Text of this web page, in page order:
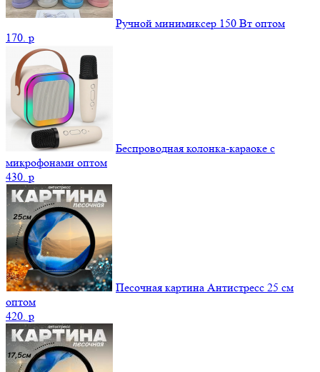
Ручной минимиксер 150 Вт оптом
170. p
Беспроводная колонка-караоке с
микрофонами оптом
430. p
Песочная картина Антистресс 25 см
оптом
420. p